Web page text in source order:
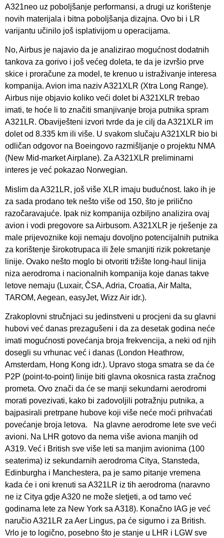
A321neo uz poboljšanje performansi, a drugi uz korištenje
novih materijala i bitna poboljšanja dizajna. Ovo bi i LR
varijantu učinilo još isplativijom u operacijama.
No, Airbus je najavio da je analizirao mogućnost dodatnih
tankova za gorivo i još većeg doleta, te da je izvršio prve
skice i proračune za model, te krenuo u istraživanje interesa
kompanija. Avion ima naziv A321XLR (Xtra Long Range).
Airbus nije objavio koliko veći dolet bi A321XLR trebao
imati, te hoće li to značiti smanjivanje broja putnika spram
A321LR. Obaviješteni izvori tvrde da je cilj da A321XLR im
dolet od 8.335 km ili više. U svakom slučaju A321XLR bio bi
odličan odgovor na Boeingovo razmišljanje o projektu NMA
(New Mid-market Airplane). Za A321XLR preliminarni
interes je već pokazao Norwegian.
Mislim da A321LR, još više XLR imaju budućnost. Iako ih je
za sada prodano tek nešto više od 150, što je prilično
razočaravajuće. Ipak niz kompanija ozbiljno analizira ovaj
avion i vodi pregovore sa Airbusom. A321XLR je rješenje za
male prijevoznike koji nemaju dovoljno potencijalnih putnika
za korištenje širokotrupaca ili žele smanjiti rizik pokretanje
linije. Ovako nešto moglo bi otvoriti tržište long-haul linija
niza aerodroma i nacionalnih kompanija koje danas takve
letove nemaju (Luxair, ČSA, Adria, Croatia, Air Malta,
TAROM, Aegean, easyJet, Wizz Air idr.).
Zrakoplovni stručnjaci su jedinstveni u procjeni da su glavni
hubovi već danas prezagušeni i da za desetak godina neće
imati mogućnosti povećanja broja frekvencija, a neki od njih
dosegli su vrhunac već i danas (London Heathrow,
Amsterdam, Hong Kong idr.). Upravo stoga smatra se da će
P2P (point-to-point) linije biti glavna okosnica rasta zračnog
prometa. Ovo znači da će se manji sekundarni aerodromi
morati povezivati, kako bi zadovoljili potražnju putnika, a
bajpasirali pretrpane hubove koji više neće moći prihvaćati
povećanje broja letova. Na glavne aerodrome lete sve veći
avioni. Na LHR gotovo da nema više aviona manjih od
A319. Već i British sve više leti sa manjim avionima (100
seaterima) iz sekundarnih aerodroma Citya, Stansteda,
Edinburgha i Manchestera, pa je samo pitanje vremena
kada će i oni krenuti sa A321LR iz tih aerodroma (naravno
ne iz Citya gdje A320 ne može sletjeti, a od tamo već
godinama lete za New York sa A318). Konačno IAG je već
naručio A321LR za Aer Lingus, pa će sigurno i za British.
Vrlo je to logično, posebno što je stanje u LHR i LGW sve